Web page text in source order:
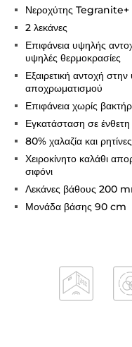
Νεροχύτης Tegranite+
2 λεκάνες
Επιφάνεια υψηλής
υψηλές θερμοκρασίες
Εξαιρετική αντοχή
αποχρωματισμού
Επιφάνεια χωρίς
Εγκατάσταση σε
80% χαλαζία και ρητίνες
Χειροκίνητο καλάθι
σιφόνι
Λεκάνες βάθους 200
Μονάδα βάσης 90 cm